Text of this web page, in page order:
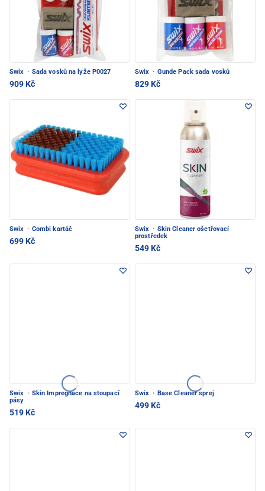
Swix · Sada vosků na lyže P0027
909 Kč
Swix · Gunde Pack sada vosků
829 Kč
Swix · Combi kartáč
699 Kč
Swix · Skin Cleaner ošetřovací
prostředek
549 Kč
Swix · Skin Impregnace na stoupací
pásy
519 Kč
Swix · Base Cleaner sprej
499 Kč